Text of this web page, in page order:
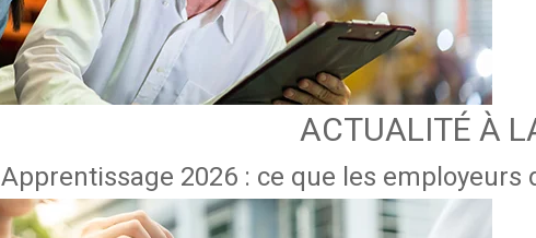
ACTUALITÉ À
Apprentissage 2026 : ce que les